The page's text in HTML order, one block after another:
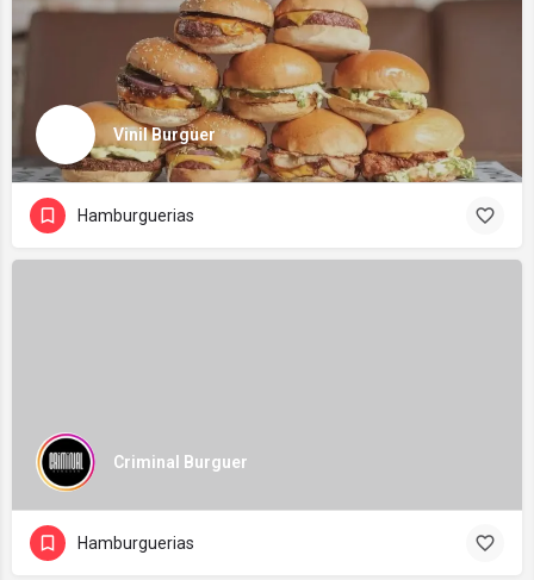
Vinil Burguer
Hamburguerias
Criminal Burguer
Hamburguerias